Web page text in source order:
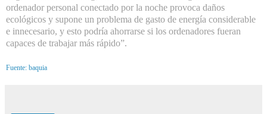
ordenador personal conectado por la noche provoca daños
ecológicos y supone un problema de gasto de energía considerable
e innecesario, y esto podría ahorrarse si los ordenadores fueran
capaces de trabajar más rápido”.
Fuente: baquia